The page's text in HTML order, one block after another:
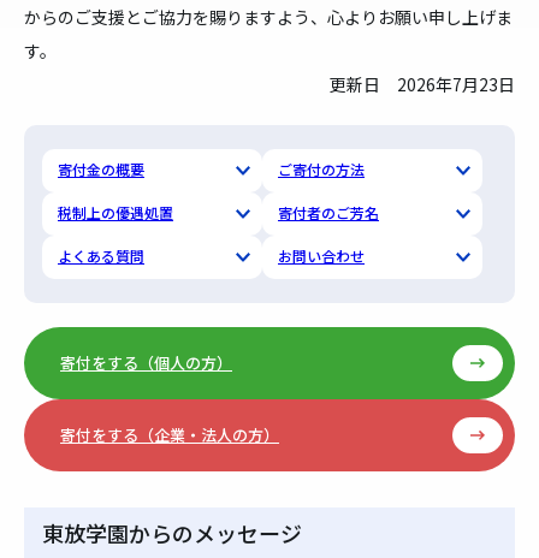
からのご支援とご協力を賜りますよう、心よりお願い申し上げま
す。
更新日 2026年7月23日
寄付金の概要 ご寄付の方法
税制上の優遇処置 寄付者のご芳名
よくある質問 お問い合わせ
寄付をする（個人の方）
寄付をする（企業・法人の方）
東放学園からのメッセージ